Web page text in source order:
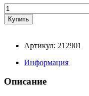
Артикул: 212901
Информация
Описание